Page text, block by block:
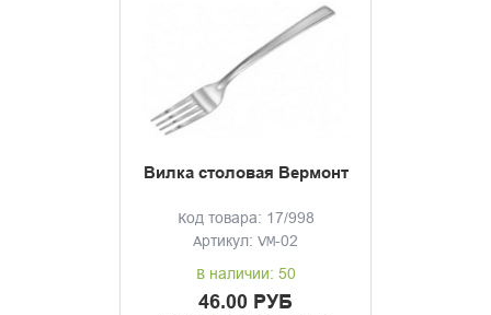
Вилка столовая Вермонт
Код товара: 17/998
Артикул: VM-02
В наличии: 50
46.00 РУБ